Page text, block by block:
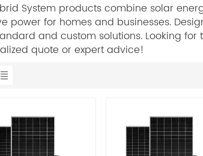
System products combine solar
power for homes and businesses.
and custom solutions. Looking
quote or expert advice!